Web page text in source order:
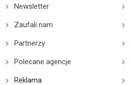
Newsletter
Zaufali nam
Partnerzy
Polecane agencje
Reklama